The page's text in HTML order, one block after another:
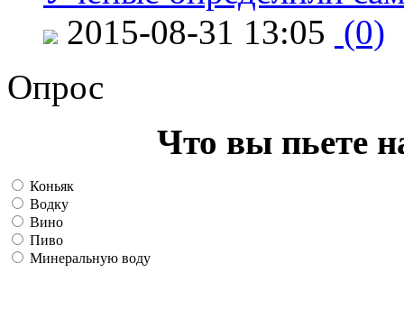
2015-08-31 13:05 (0)
Опрос
Что вы пьете
Коньяк
Водку
Вино
Пиво
Минеральную воду